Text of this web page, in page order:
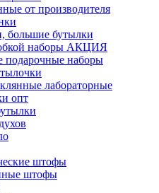
от производителя
большие бутылки
наборы АКЦИЯ
подарочные наборы
лабораторные
опт
штофы
штофы